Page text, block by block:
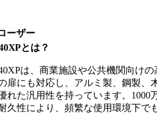
ーザー
とは？
は、商業施設や公共機関向け
扉にも対応し、アルミ製、鋼製、
れた汎用性を持っています。1000
久性により、頻繁な使用環境下で